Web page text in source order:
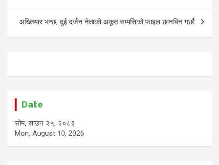
अख्तियार भन्छ, दुई दर्जन नेताको अकूत सम्पत्तिको फाइल छानबिन गर्छौ
Date
सोम, साउन २५, २०८३
Mon, August 10, 2026